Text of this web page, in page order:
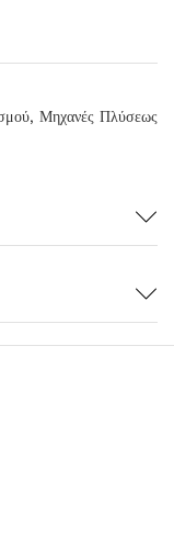
, Μηχανές Πλύσεως